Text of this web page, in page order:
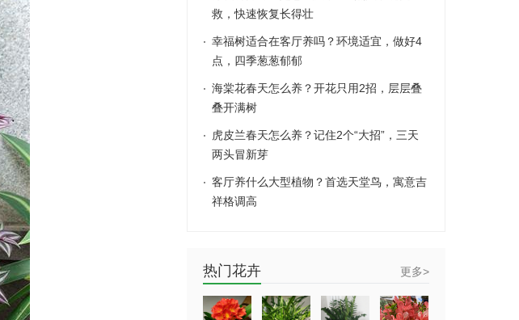
救，快速恢复长得壮
幸福树适合在客厅养吗？环境适宜，做好4
点，四季葱葱郁郁
海棠花春天怎么养？开花只用2招，层层叠
叠开满树
虎皮兰春天怎么养？记住2个“大招”，三天
两头冒新芽
客厅养什么大型植物？首选天堂鸟，寓意吉
祥格调高
热门花卉 更多>